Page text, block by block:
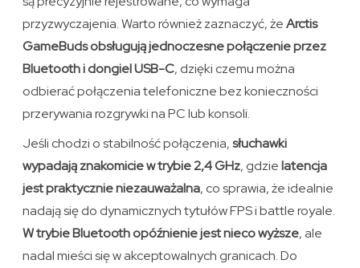
przyzwyczajenia. Warto również zaznaczyć, żeArctis
GameBuds obsługują jednoczesne połączenie przez
Bluetooth i dongiel USB-C, dzięki czemu można
odbierać połączenia telefoniczne bez konieczności
przerywania rozgrywki na PC lub konsoli.
Jeśli chodzi o stabilność połączenia,słuchawki
wypadają znakomicie w trybie 2,4 GHz, gdzielatencja
jest praktycznie niezauważalna, co sprawia, że idealnie
nadają się do dynamicznych tytułów FPS i battle royale.
W trybie Bluetooth opóźnienie jest nieco wyższe, ale
nadal mieści się w akceptowalnych granicach. Do